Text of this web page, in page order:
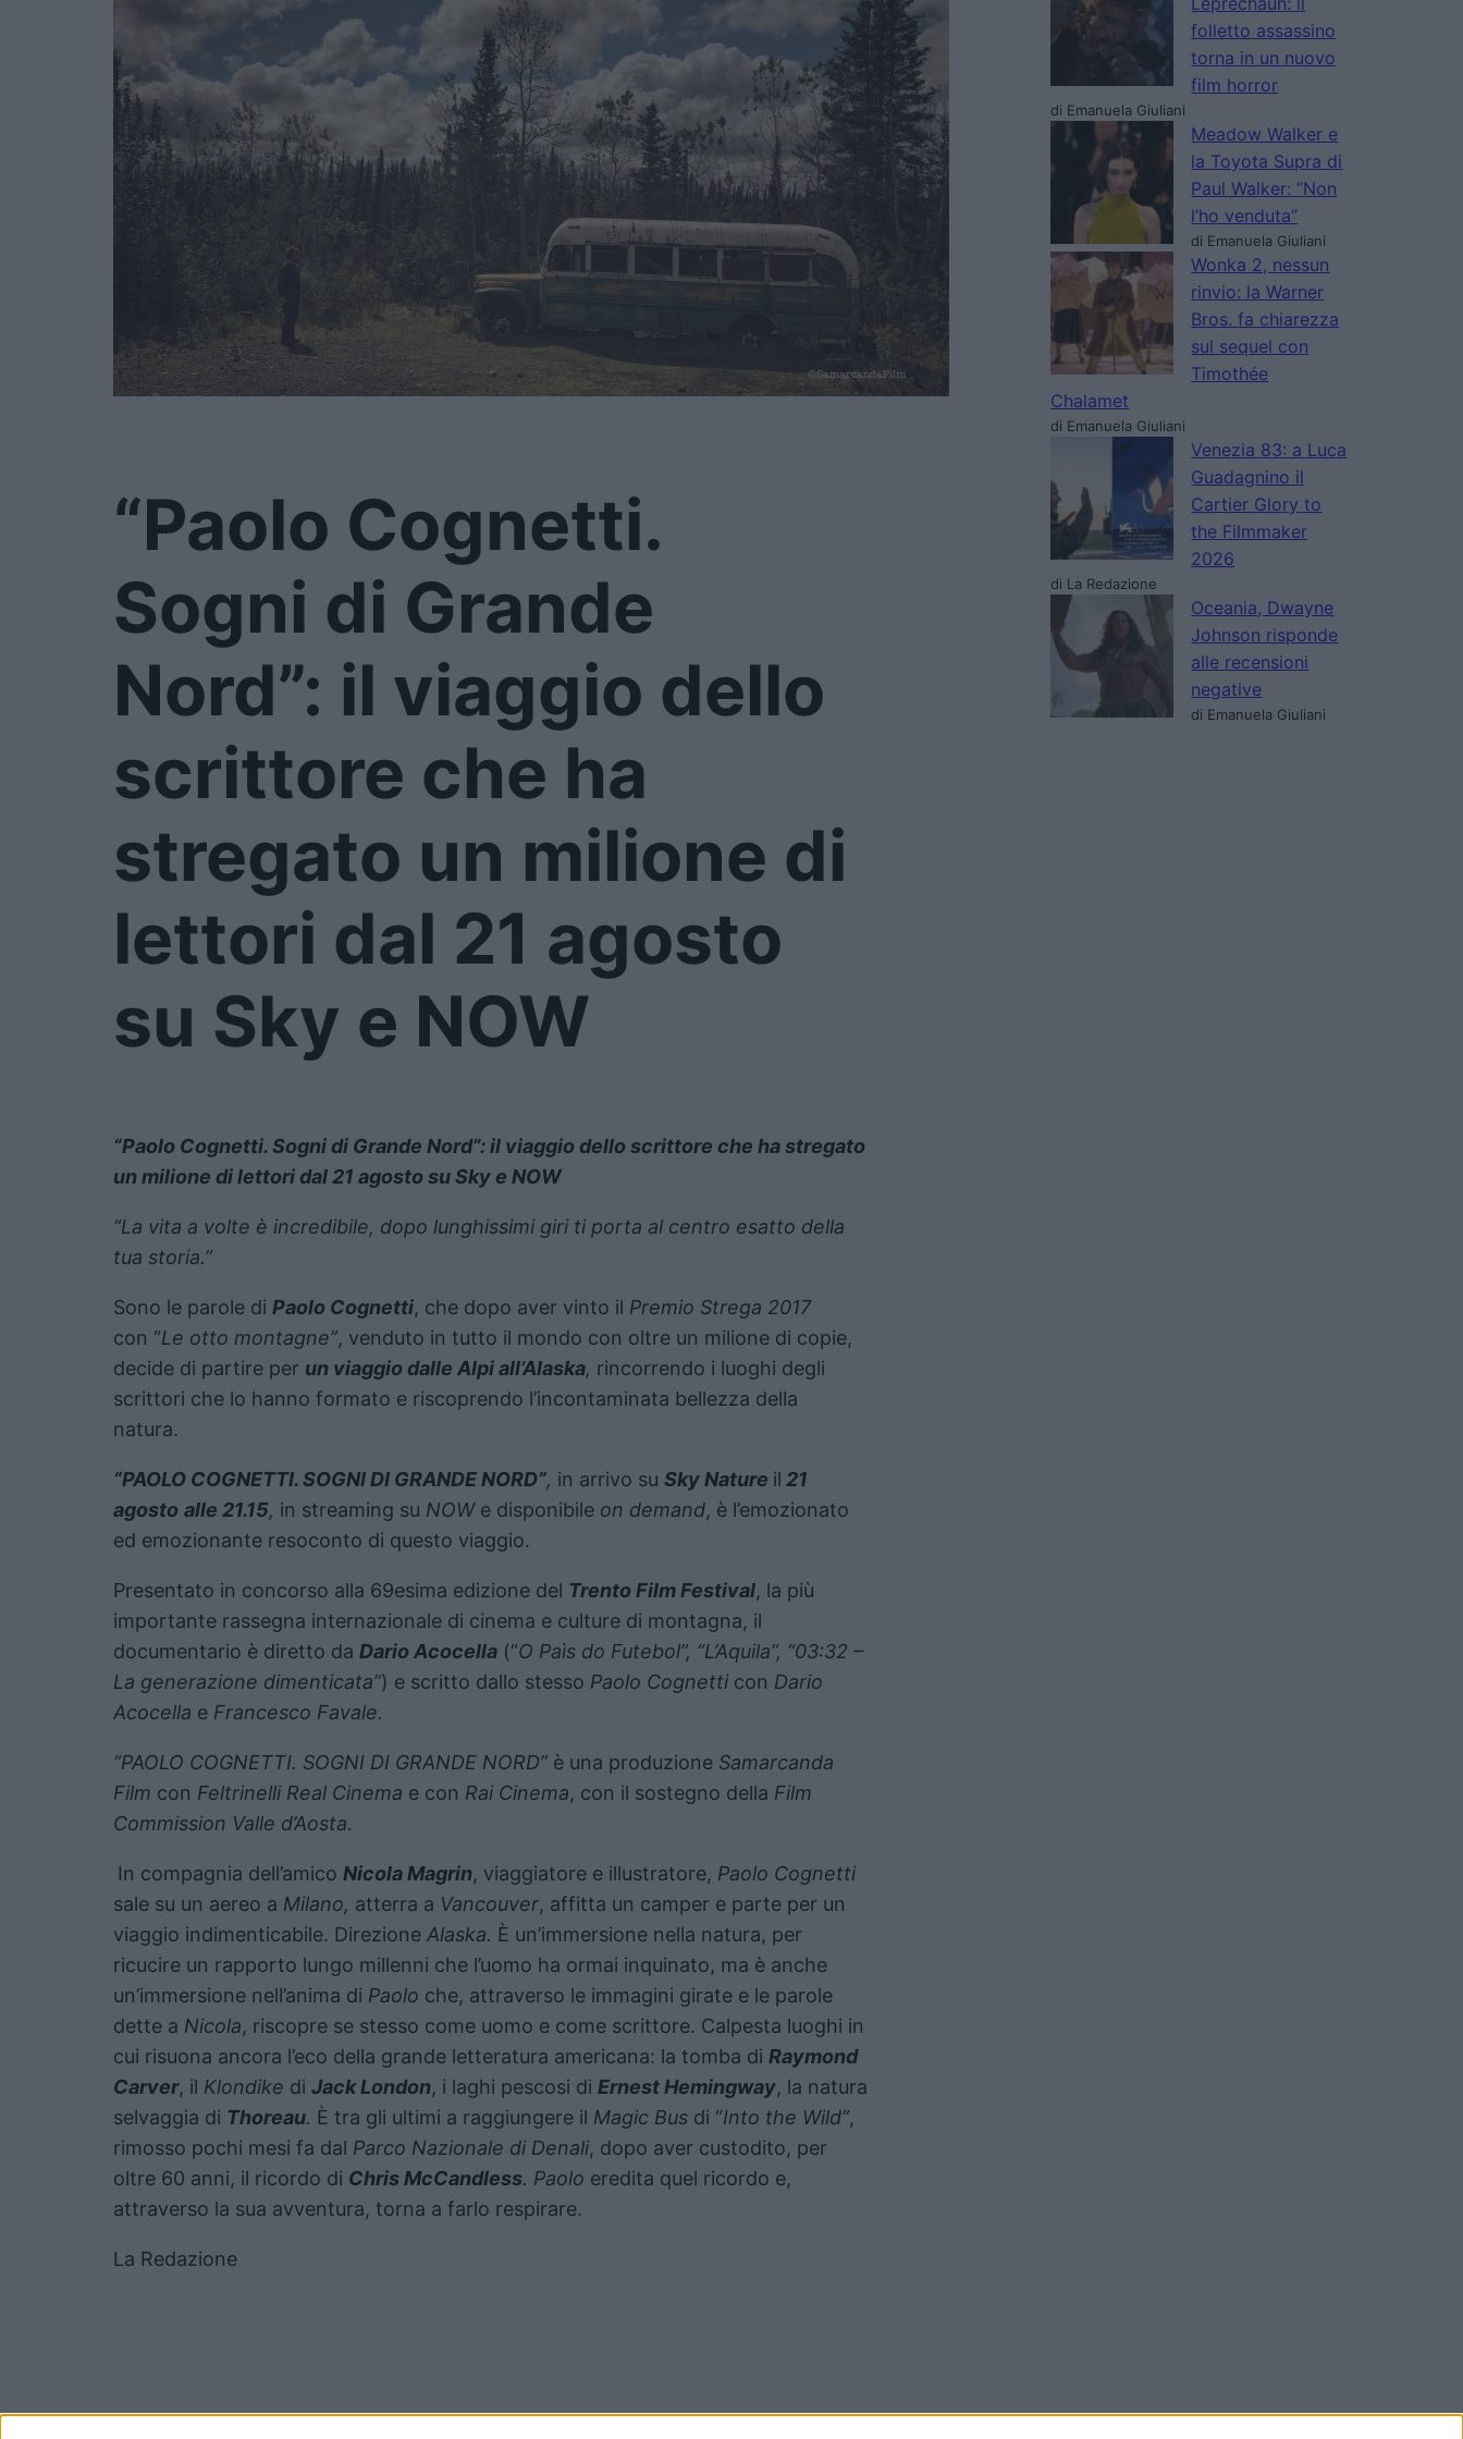
“Paolo Cognetti.
Sogni di Grande
Nord”: il viaggio dello
scrittore che ha
stregato un milione di
lettori dal 21 agosto
su Sky e NOW
“Paolo Cognetti. Sogni di Grande Nord”: il viaggio dello scrittore che ha stregato
un milione di lettori dal 21 agosto su Sky e NOW
“La vita a volte è incredibile, dopo lunghissimi giri ti porta al centro esatto della
tua storia.”
Sono le parole di Paolo Cognetti, che dopo aver vinto il Premio Strega 2017
con “Le otto montagne”, venduto in tutto il mondo con oltre un milione di copie,
decide di partire per un viaggio dalle Alpi all’Alaska, rincorrendo i luoghi degli
scrittori che lo hanno formato e riscoprendo l’incontaminata bellezza della
natura.
“PAOLO COGNETTI. SOGNI DI GRANDE NORD”, in arrivo su Sky Nature il 21
agosto alle 21.15, in streaming su NOWe disponibile on demand, è l’emozionato
ed emozionante resoconto di questo viaggio.
Presentato in concorso alla 69esima edizione del Trento Film Festival, la più
importante rassegna internazionale di cinema e culture di montagna, il
documentario è diretto da Dario Acocella (“O Paìs do Futebol”, “L’Aquila”, “03:32 –
La generazione dimenticata”) e scritto dallo stesso Paolo Cognetticon Dario
Acocella e Francesco Favale.
“PAOLO COGNETTI. SOGNI DI GRANDE NORD” è una produzione Samarcanda
Film con Feltrinelli Real Cinema e con Rai Cinema, con il sostegno della Film
Commission Valle d’Aosta.
In compagnia dell’amico Nicola Magrin, viaggiatore e illustratore, Paolo Cognetti
sale su un aereo a Milano, atterra a Vancouver, affitta un camper e parte per un
viaggio indimenticabile. Direzione Alaska. È un’immersione nella natura, per
ricucire un rapporto lungo millenni che l’uomo ha ormai inquinato, ma è anche
un’immersione nell’anima di Paolo che, attraverso le immagini girate e le parole
dette a Nicola, riscopre se stesso come uomo e come scrittore. Calpesta luoghi in
cui risuona ancora l’eco della grande letteratura americana: la tomba di Raymond
Carver, il Klondike di Jack London, i laghi pescosi di Ernest Hemingway, la natura
selvaggia di Thoreau. È tra gli ultimi a raggiungere il Magic Bus di “Into the Wild”,
rimosso pochi mesi fa dal Parco Nazionale di Denali, dopo aver custodito, per
oltre 60 anni, il ricordo di Chris McCandless. Paolo eredita quel ricordo e,
attraverso la sua avventura, torna a farlo respirare.
La Redazione
folletto assassino
torna in un nuovo
film horror
di Emanuela Giuliani
Meadow Walker e
la Toyota Supra di
Paul Walker: “Non
l’ho venduta”
di Emanuela Giuliani
Wonka 2, nessun
rinvio: la Warner
Bros. fa chiarezza
sul sequel con
Timothée
Chalamet
di Emanuela Giuliani
Venezia 83: a Luca
Guadagnino il
Cartier Glory to
the Filmmaker
2026
di La Redazione
Oceania, Dwayne
Johnson risponde
alle recensioni
negative
di Emanuela Giuliani